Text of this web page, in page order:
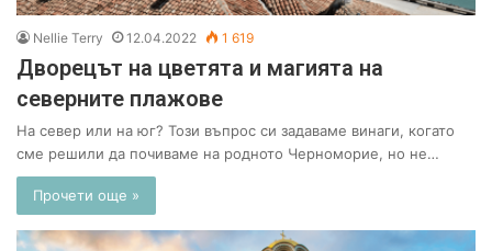
Nellie Terry 12.04.2022 1 619
Дворецът на цветята и магията на
северните плажове
На север или на юг? Този въпрос си задаваме винаги, когато
сме решили да почиваме на родното Черноморие, но не…
Прочети още »